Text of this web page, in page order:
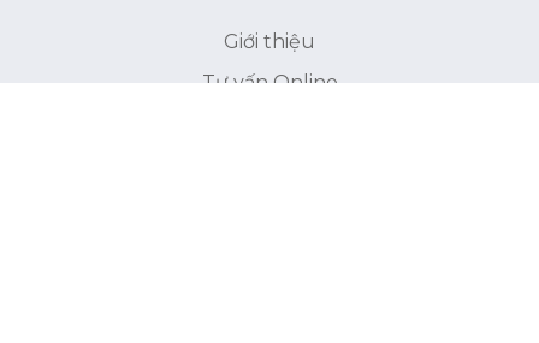
Giới thiệu
Tư vấn Online